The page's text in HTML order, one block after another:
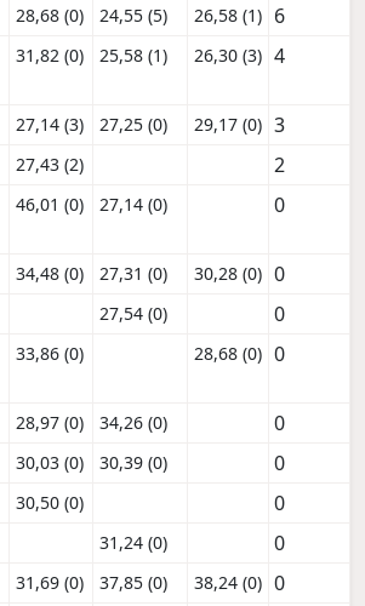
28,68 (0) 24,55 (5) 26,58 (1) 6
31,82 (0) 25,58 (1) 26,30 (3) 4
27,14 (3) 27,25 (0) 29,17 (0) 3
27,43 (2)
2
46,01 (0) 27,14 (0) 0
34,48 (0) 27,31 (0) 30,28 (0) 0
27,54 (0)
0
33,86 (0) 28,68 (0) 0
28,97 (0) 34,26 (0)
0
30,03 (0) 30,39 (0)
0
30,50 (0)
0
31,24 (0)
0
31,69 (0) 37,85 (0) 38,24 (0) 0